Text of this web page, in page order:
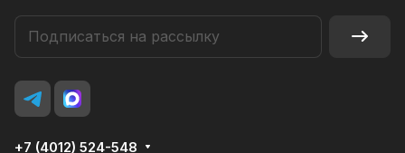
+7 (4012) 524-548